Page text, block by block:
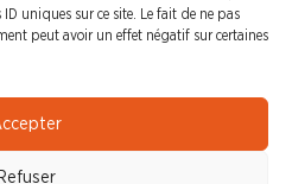
uniques sur ce site. Le fait de ne pas
peut avoir un effet négatif sur certaines
Refuser
de Presse